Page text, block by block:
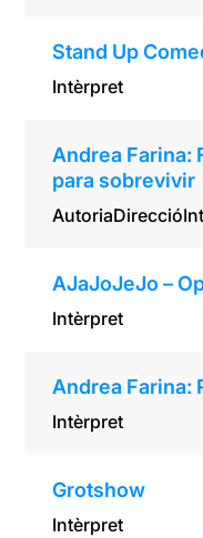
Stand Up
Intèrpret
Andrea Farina:
para sobrevivir
AutoriaDirecció
AJaJoJeJo –
Intèrpret
Andrea Farina:
Intèrpret
Grotshow
Intèrpret